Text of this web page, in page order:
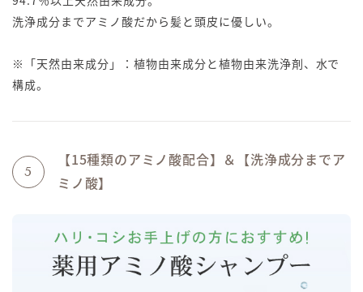
洗浄成分までアミノ酸だから髪と頭皮に優しい。
※「天然由来成分」：植物由来成分と植物由来洗浄剤、水で
構成。
5
【15種類のアミノ酸配合】＆【洗浄成分までア
ミノ酸】